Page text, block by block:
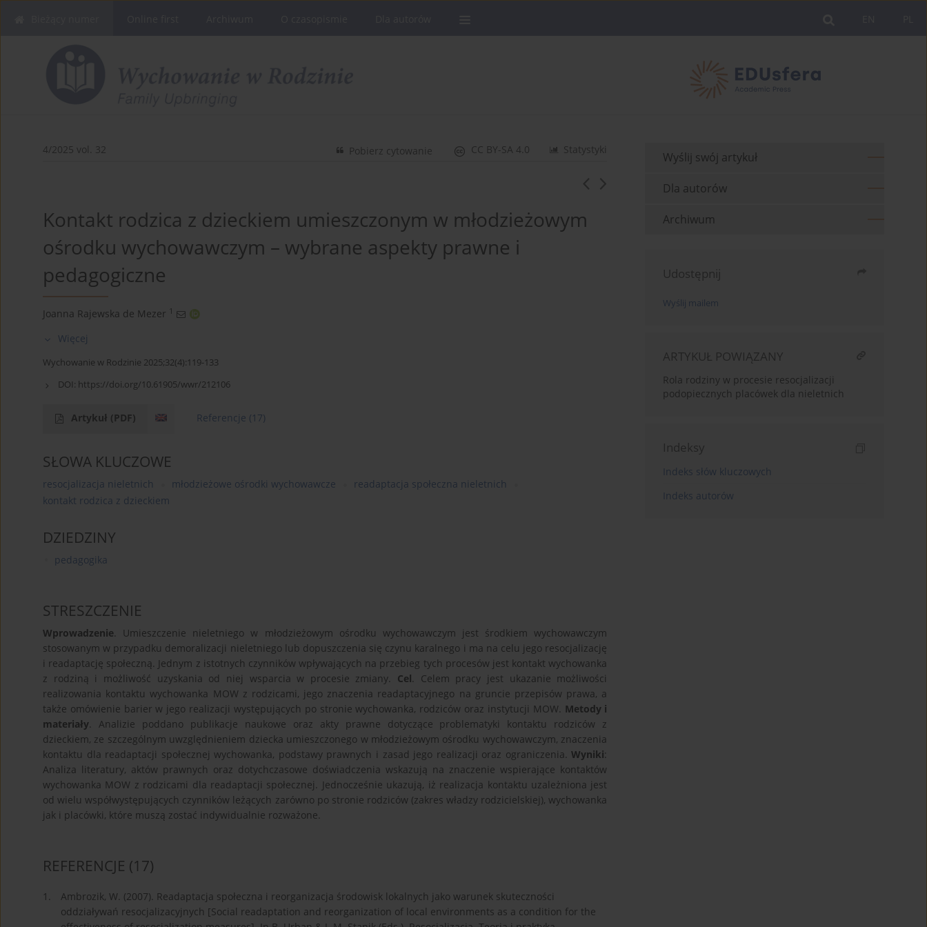
4/2025 vol. 32 Statystyki
CC BY-SA 4.0
Pobierz cytowanie
Kontakt rodzica z dzieckiem umieszczonym w młodzieżowym
ośrodku wychowawczym – wybrane aspekty prawne i
pedagogiczne
Joanna Rajewska de Mezer 1
Więcej
Wychowanie w Rodzinie 2025;32(4):119-133
DOI: https://doi.org/10.61905/wwr/212106
Artykuł (PDF) Referencje (17)
SŁOWA KLUCZOWE
resocjalizacja nieletnich młodzieżowe ośrodki wychowawcze
readaptacja społeczna nieletnich
kontakt rodzica z dzieckiem
DZIEDZINY
pedagogika
STRESZCZENIE
Wprowadzenie. Umieszczenie nieletniego w młodzieżowym ośrodku wychowawczym jest środkiem wychowawczym
stosowanym w przypadku demoralizacji nieletniego lub dopuszczenia się czynu karalnego i ma na celu jego resocjalizację
i readaptację społeczną. Jednym z istotnych czynników wpływających na przebieg tych procesów jest kontakt wychowanka
z rodziną i możliwość uzyskania od niej wsparcia w procesie zmiany. Cel. Celem pracy jest ukazanie możliwości
realizowania kontaktu wychowanka MOW z rodzicami, jego znaczenia readaptacyjnego na gruncie przepisów prawa, a
także omówienie barier w jego realizacji występujących po stronie wychowanka, rodziców oraz instytucji MOW. Metody i
materiały. Analizie poddano publikacje naukowe oraz akty prawne dotyczące problematyki kontaktu rodziców z
dzieckiem, ze szczególnym uwzględnieniem dziecka umieszczonego w młodzieżowym ośrodku wychowawczym, znaczenia
kontaktu dla readaptacji społecznej wychowanka, podstawy prawnych i zasad jego realizacji oraz ograniczenia.Wyniki:
Analiza literatury, aktów prawnych oraz dotychczasowe doświadczenia wskazują na znaczenie wspierające kontaktów
wychowanka MOW z rodzicami dla readaptacji społecznej. Jednocześnie ukazują, iż realizacja kontaktu uzależniona jest
od wielu współwystępujących czynników leżących zarówno po stronie rodziców (zakres władzy rodzicielskiej), wychowanka
jak i placówki, które muszą zostać indywidualnie rozważone.
REFERENCJE (17)
1.
Ambrozik, W. (2007). Readaptacja społeczna i reorganizacja środowisk lokalnych jako warunek skuteczności
oddziaływań resocjalizacyjnych [Social readaptation and reorganization of local environments as a condition for the
Wyślij swój artykuł
Dla autorów
Archiwum
Udostępnij
Wyślij mailem
ARTYKUŁ POWIĄZANY
Rola rodziny w procesie resocjalizacji
podopiecznych placówek dla nieletnich
Indeksy
Indeks słów kluczowych
Indeks autorów